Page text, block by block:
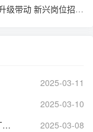
营销产业升级带动 新兴岗位招聘热度攀升
2025-03-11
2025-03-10
榆次系统门窗定制厂家（榆次系统门窗定制厂家电话 ）
2025-03-08